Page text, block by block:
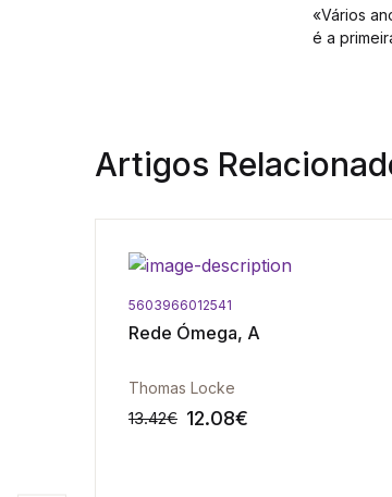
«Vários
é a
Artigos
5603966012541
Rede Ómega, A
Thomas Locke
13.42€ 12.08€